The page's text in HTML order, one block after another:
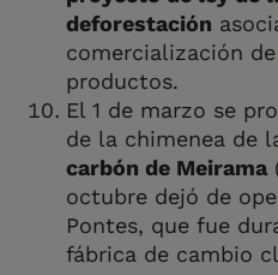
deforestación
comercialización
productos.
El 1 de marzo se
de la chimenea de
carbón de Meirama
octubre dejó de
Pontes, que fue
fábrica de cambio